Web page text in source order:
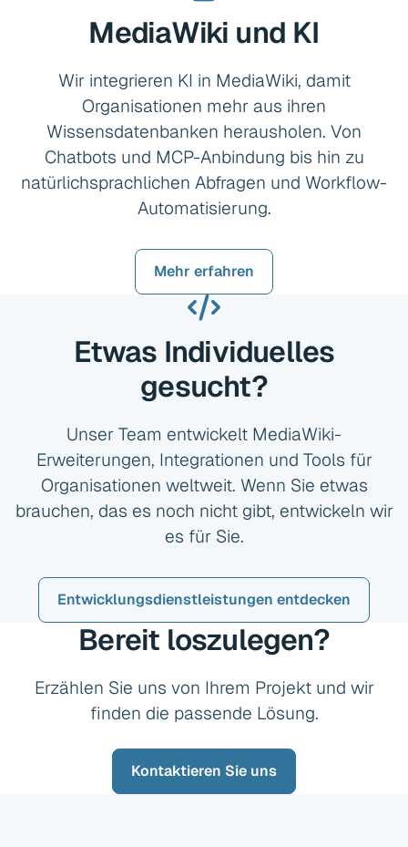
MediaWiki und KI
Wir integrieren KI in MediaWiki, damit
Organisationen mehr aus ihren
Wissensdatenbanken herausholen. Von
Chatbots und MCP-Anbindung bis hin zu
natürlichsprachlichen Abfragen und Workflow-
Automatisierung.
Mehr erfahren
Etwas Individuelles
gesucht?
Unser Team entwickelt MediaWiki-
Erweiterungen, Integrationen und Tools für
Organisationen weltweit. Wenn Sie etwas
brauchen, das es noch nicht gibt, entwickeln wir
es für Sie.
Entwicklungsdienstleistungen entdecken
Bereit loszulegen?
Erzählen Sie uns von Ihrem Projekt und wir
finden die passende Lösung.
Kontaktieren Sie uns